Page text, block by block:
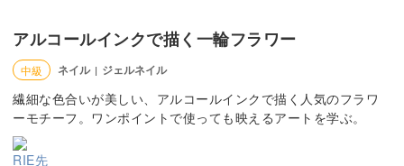
アルコールインクで描く一輪フラワー
中級 ネイル | ジェルネイル
繊細な色合いが美しい、アルコールインクで描く人気のフラワ
ーモチーフ。ワンポイントで使っても映えるアートを学ぶ。